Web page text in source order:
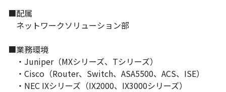
■配属
ネットワークソリューション部
■業務環境
・Juniper（MXシリーズ、Tシリーズ）
・Cisco（Router、Switch、ASA5500、ACS、ISE）
・NEC IXシリーズ（IX2000、IX3000シリーズ）